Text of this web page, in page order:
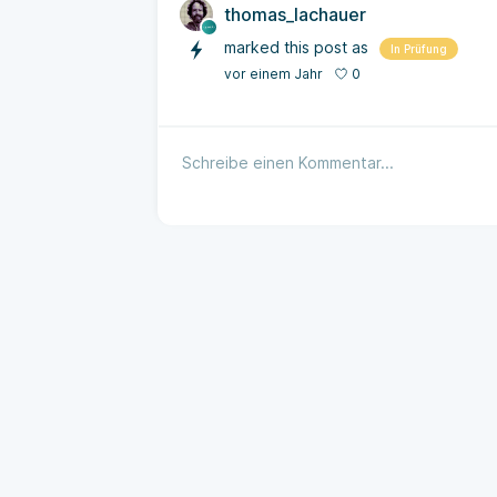
thomas_lachauer
marked this post as In Prüfung
vor einem Jahr 0